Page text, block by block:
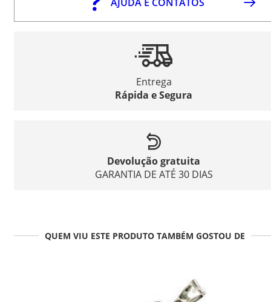
Entrega
Rápida e Segura
Devolução gratuita
GARANTIA DE ATÉ 30 DIAS
QUEM VIU ESTE PRODUTO TAMBÉM GOSTOU DE